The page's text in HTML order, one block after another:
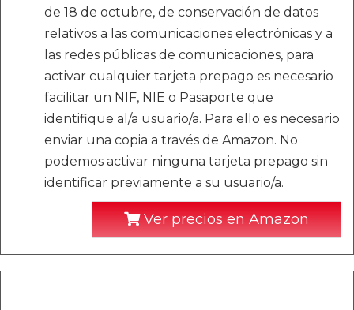
de 18 de octubre, de conservación de datos
relativos a las comunicaciones electrónicas y a
las redes públicas de comunicaciones, para
activar cualquier tarjeta prepago es necesario
facilitar un NIF, NIE o Pasaporte que
identifique al/a usuario/a. Para ello es necesario
enviar una copia a través de Amazon. No
podemos activar ninguna tarjeta prepago sin
identificar previamente a su usuario/a.
Ver precios en Amazon